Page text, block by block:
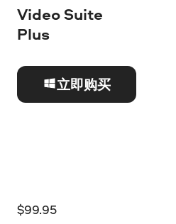
Video Suite
Plus
立即购买
$99.95